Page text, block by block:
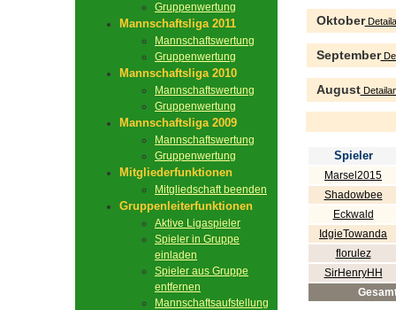
Gruppenwertung
Mannschaftsliga 2011
Mannschaftswertung
Gruppenwertung
Mannschaftsliga 2010
Mannschaftswertung
Gruppenwertung
Mannschaftsliga 2009
Mannschaftswertung
Gruppenwertung
Mitgliederfunktionen
Mitgliedschaft beenden
Gruppenleiterfunktionen
Aktive Ligaspieler
Spieler in Gruppe
einladen
Spieler aus Gruppe
entfernen
Mannschaftsaufstellung
Oktober
September
August
Spieler
Marsel2015
Shadowbee
Eckwald
IdgieTowanda
florulez
SirHenryHH